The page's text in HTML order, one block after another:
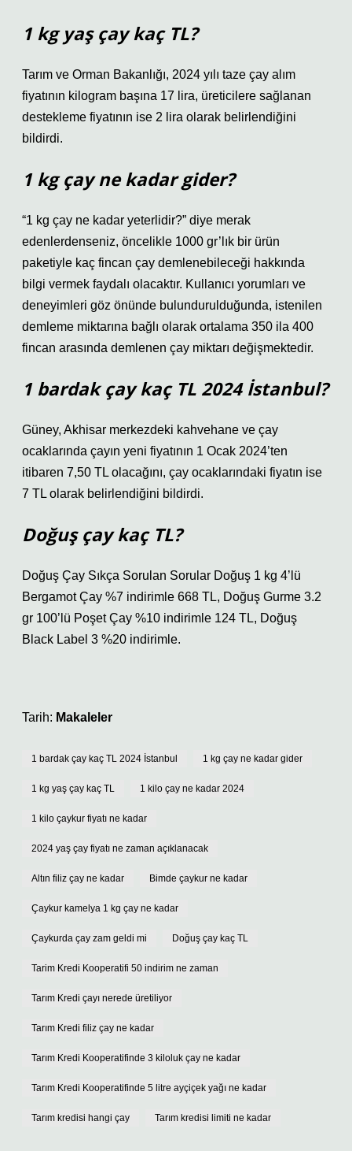
1 kg yaş çay kaç TL?
Tarım ve Orman Bakanlığı, 2024 yılı taze çay alım
fiyatının kilogram başına 17 lira, üreticilere sağlanan
destekleme fiyatının ise 2 lira olarak belirlendiğini
bildirdi.
1 kg çay ne kadar gider?
“1 kg çay ne kadar yeterlidir?” diye merak
edenlerdenseniz, öncelikle 1000 gr’lık bir ürün
paketiyle kaç fincan çay demlenebileceği hakkında
bilgi vermek faydalı olacaktır. Kullanıcı yorumları ve
deneyimleri göz önünde bulundurulduğunda, istenilen
demleme miktarına bağlı olarak ortalama 350 ila 400
fincan arasında demlenen çay miktarı değişmektedir.
1 bardak çay kaç TL 2024 İstanbul?
Güney, Akhisar merkezdeki kahvehane ve çay
ocaklarında çayın yeni fiyatının 1 Ocak 2024’ten
itibaren 7,50 TL olacağını, çay ocaklarındaki fiyatın ise
7 TL olarak belirlendiğini bildirdi.
Doğuş çay kaç TL?
Doğuş Çay Sıkça Sorulan Sorular Doğuş 1 kg 4’lü
Bergamot Çay %7 indirimle 668 TL, Doğuş Gurme 3.2
gr 100’lü Poşet Çay %10 indirimle 124 TL, Doğuş
Black Label 3 %20 indirimle.
Tarih: Makaleler
1 bardak çay kaç TL 2024 İstanbul 1 kg çay ne kadar gider
1 kg yaş çay kaç TL 1 kilo çay ne kadar 2024
1 kilo çaykur fiyatı ne kadar
2024 yaş çay fiyatı ne zaman açıklanacak
Altın filiz çay ne kadar Bimde çaykur ne kadar
Çaykur kamelya 1 kg çay ne kadar
Çaykurda çay zam geldi mi Doğuş çay kaç TL
Tarim Kredi Kooperatifi 50 indirim ne zaman
Tarım Kredi çayı nerede üretiliyor
Tarım Kredi filiz çay ne kadar
Tarım Kredi Kooperatifinde 3 kiloluk çay ne kadar
Tarım Kredi Kooperatifinde 5 litre ayçiçek yağı ne kadar
Tarım kredisi hangi çay Tarım kredisi limiti ne kadar